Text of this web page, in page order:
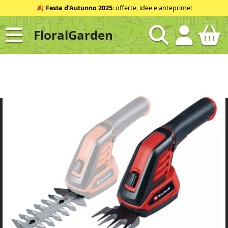
al
contenuto
ID
🍂 Festa d’Autunno 2025: offerte, idee e anteprime!
FloralGarden